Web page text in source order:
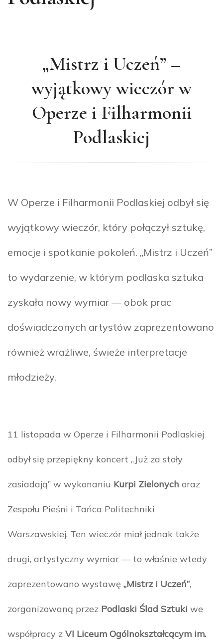
„Mistrz i Uczeń” –
wyjątkowy wieczór w
Operze i Filharmonii
Podlaskiej
W Operze i Filharmonii Podlaskiej odbył się
wyjątkowy wieczór, który połączył sztukę,
emocje i spotkanie pokoleń. „Mistrz i Uczeń”
to wydarzenie, w którym podlaska sztuka
zyskała nowy wymiar — obok prac
doświadczonych artystów zaprezentowano
również wrażliwe, świeże interpretacje
młodzieży.
11 listopada w Operze i Filharmonii Podlaskiej
odbył się przepiękny koncert „Już za stoły
zasiadają” w wykonaniu Kurpi Zielonych oraz
Zespołu Pieśni i Tańca Politechniki
Warszawskiej. Ten wieczór miał jednak także
drugi, artystyczny wymiar — to właśnie wtedy
zaprezentowano wystawę „Mistrz i Uczeń”,
zorganizowaną przez Podlaski Ślad Sztuki we
współpracy z VI Liceum Ogólnokształcącym im.